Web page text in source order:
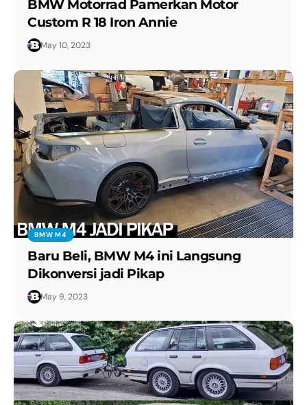
BMW Motorrad Pamerkan Motor
Custom R 18 Iron Annie
May 10, 2023
BMW M4
Baru Beli, BMW M4 ini Langsung
Dikonversi jadi Pikap
May 9, 2023